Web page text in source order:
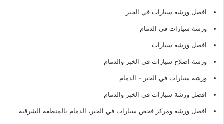
افضل ورشة سيارات في الخبر
ورشة سيارات في الدمام
افضل ورشة سيارات
ورشة اصلاح سيارات في الخبر والدمام
ورشة سيارات في الخبر - الدمام
افضل ورشة سيارات في الخبر والدمام
افضل ورشة ومركز فحص سيارات في الخبر، الدمام بالمنطقة الشرقية